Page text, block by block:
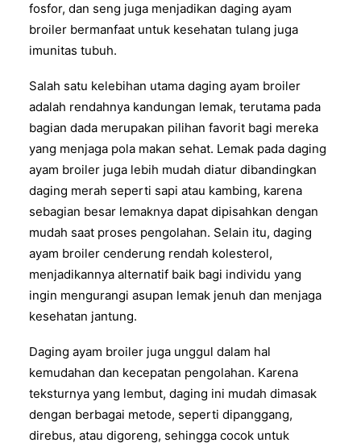
fosfor, dan seng juga menjadikan daging ayam
broiler bermanfaat untuk kesehatan tulang juga
imunitas tubuh.
Salah satu kelebihan utama daging ayam broiler
adalah rendahnya kandungan lemak, terutama pada
bagian dada merupakan pilihan favorit bagi mereka
yang menjaga pola makan sehat. Lemak pada daging
ayam broiler juga lebih mudah diatur dibandingkan
daging merah seperti sapi atau kambing, karena
sebagian besar lemaknya dapat dipisahkan dengan
mudah saat proses pengolahan. Selain itu, daging
ayam broiler cenderung rendah kolesterol,
menjadikannya alternatif baik bagi individu yang
ingin mengurangi asupan lemak jenuh dan menjaga
kesehatan jantung.
Daging ayam broiler juga unggul dalam hal
kemudahan dan kecepatan pengolahan. Karena
teksturnya yang lembut, daging ini mudah dimasak
dengan berbagai metode, seperti dipanggang,
direbus, atau digoreng, sehingga cocok untuk